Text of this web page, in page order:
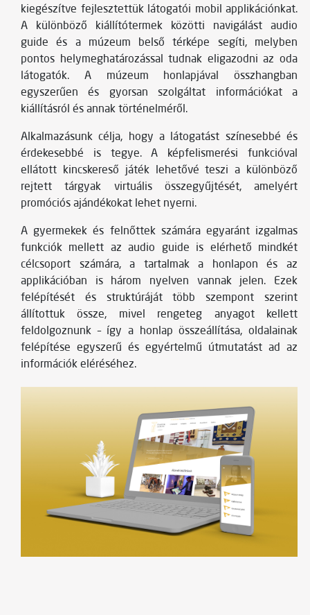
kiegészítve fejlesztettük látogatói mobil applikációnkat.
A különböző kiállítótermek közötti navigálást audio
guide és a múzeum belső térképe segíti, melyben
pontos helymeghatározással tudnak eligazodni az oda
látogatók. A múzeum honlapjával összhangban
egyszerűen és gyorsan szolgáltat információkat a
kiállításról és annak történelméről.
Alkalmazásunk célja, hogy a látogatást színesebbé és
érdekesebbé is tegye. A képfelismerési funkcióval
ellátott kincskereső játék lehetővé teszi a különböző
rejtett tárgyak virtuális összegyűjtését, amelyért
promóciós ajándékokat lehet nyerni.
A gyermekek és felnőttek számára egyaránt izgalmas
funkciók mellett az audio guide is elérhető mindkét
célcsoport számára, a tartalmak a honlapon és az
applikációban is három nyelven vannak jelen. Ezek
felépítését és struktúráját több szempont szerint
állítottuk össze, mivel rengeteg anyagot kellett
feldolgoznunk – így a honlap összeállítása, oldalainak
felépítése egyszerű és egyértelmű útmutatást ad az
információk eléréséhez.